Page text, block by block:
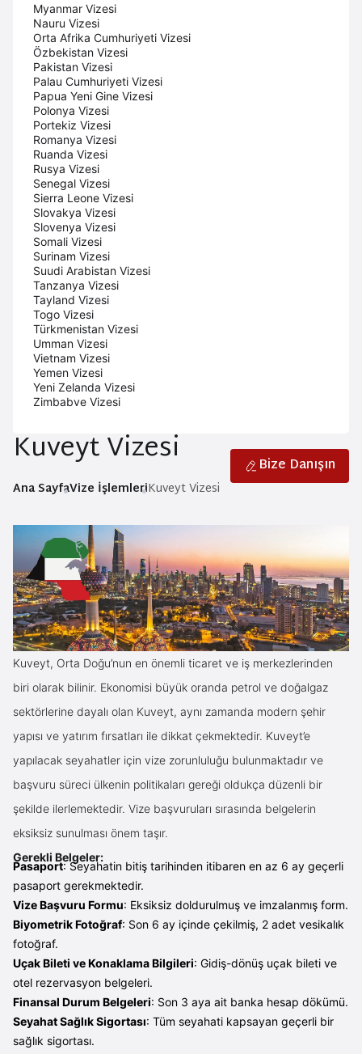
Myanmar Vizesi
Nauru Vizesi
Orta Afrika Cumhuriyeti Vizesi
Özbekistan Vizesi
Pakistan Vizesi
Palau Cumhuriyeti Vizesi
Papua Yeni Gine Vizesi
Polonya Vizesi
Portekiz Vizesi
Romanya Vizesi
Ruanda Vizesi
Rusya Vizesi
Senegal Vizesi
Sierra Leone Vizesi
Slovakya Vizesi
Slovenya Vizesi
Somali Vizesi
Surinam Vizesi
Suudi Arabistan Vizesi
Tanzanya Vizesi
Tayland Vizesi
Togo Vizesi
Türkmenistan Vizesi
Umman Vizesi
Vietnam Vizesi
Yemen Vizesi
Yeni Zelanda Vizesi
Zimbabve Vizesi
Kuveyt Vizesi
Ana SayfaVize İşlemleriKuveyt Vizesi
Bize Danışın
Kuveyt, Orta Doğu’nun en önemli ticaret ve iş merkezlerinden
biri olarak bilinir. Ekonomisi büyük oranda petrol ve doğalgaz
sektörlerine dayalı olan Kuveyt, aynı zamanda modern şehir
yapısı ve yatırım fırsatları ile dikkat çekmektedir. Kuveyt’e
yapılacak seyahatler için vize zorunluluğu bulunmaktadır ve
başvuru süreci ülkenin politikaları gereği oldukça düzenli bir
şekilde ilerlemektedir. Vize başvuruları sırasında belgelerin
eksiksiz sunulması önem taşır.
Gerekli Belgeler:
Pasaport: Seyahatin bitiş tarihinden itibaren en az 6 ay geçerli
pasaport gerekmektedir.
Vize Başvuru Formu: Eksiksiz doldurulmuş ve imzalanmış form.
Biyometrik Fotoğraf: Son 6 ay içinde çekilmiş, 2 adet vesikalık
fotoğraf.
Uçak Bileti ve Konaklama Bilgileri: Gidiş-dönüş uçak bileti ve
otel rezervasyon belgeleri.
Finansal Durum Belgeleri: Son 3 aya ait banka hesap dökümü.
Seyahat Sağlık Sigortası: Tüm seyahati kapsayan geçerli bir
sağlık sigortası.